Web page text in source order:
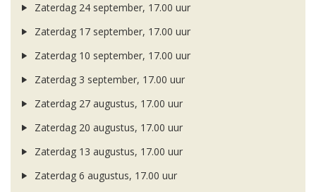
Zaterdag 24 september, 17.00 uur
Zaterdag 17 september, 17.00 uur
Zaterdag 10 september, 17.00 uur
Zaterdag 3 september, 17.00 uur
Zaterdag 27 augustus, 17.00 uur
Zaterdag 20 augustus, 17.00 uur
Zaterdag 13 augustus, 17.00 uur
Zaterdag 6 augustus, 17.00 uur